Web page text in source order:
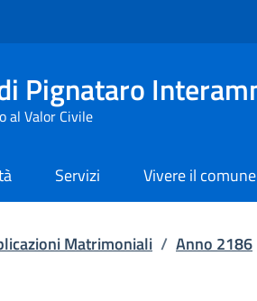
Pignataro
al Valor Civile
Servizi Vivere il comune
Matrimoniali / Anno 2186